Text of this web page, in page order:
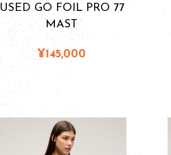
USED GO FOIL PRO 77
MAST
¥145,000